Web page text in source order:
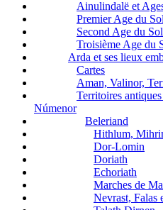
Ainulindalë et
Premier Age du
Second Age du
Troisième Age du
Arda et ses lieux
Cartes
Aman, Valinor,
Territoires
Númenor
Beleriand
Hithlum,
Dor-Lomin
Doriath
Echoriath
Marches de
Nevrast, Falas